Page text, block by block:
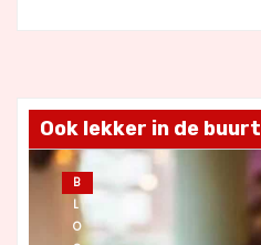
Ook lekker in de buurt
B
L
O